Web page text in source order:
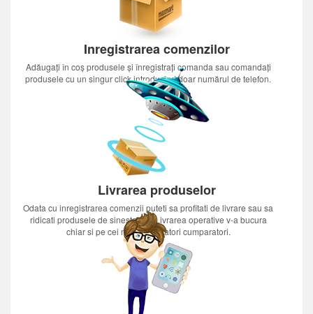
Inregistrarea comenzilor
Adăugați în coș produsele și înregistrați comanda sau comandați
produsele cu un singur click introducînd doar numărul de telefon.
Livrarea produselor
Odata cu inregistrarea comenzii puteti sa profitati de livrare sau sa
ridicati produsele de sinestatator.Livrarea operative v-a bucura
chiar si pe cei mai nerabdatori cumparatori.